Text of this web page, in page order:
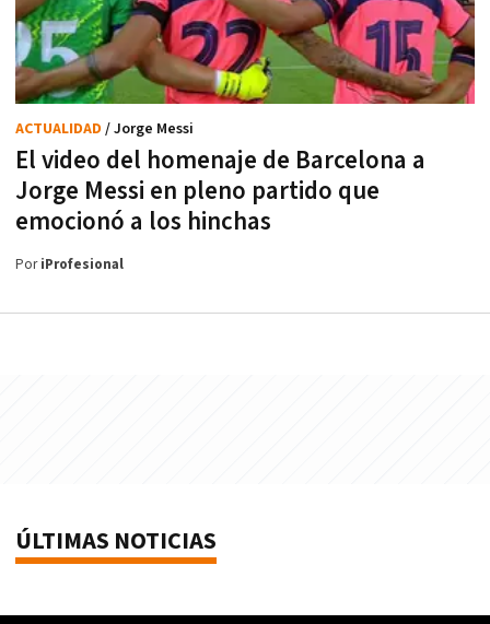
El video del homenaje de Barcelona a
Jorge Messi en pleno partido que
emocionó a los hinchas
ACTUALIDAD / Jorge Messi
PoriProfesional
ÚLTIMAS NOTICIAS